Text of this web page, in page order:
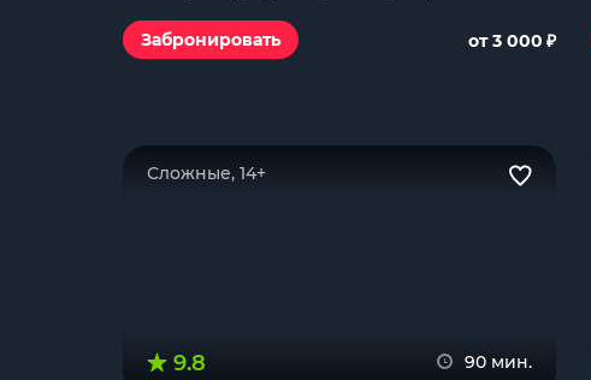
Забронировать от 3 000 ₽
Сложные, 14+
9.8 90 мин.